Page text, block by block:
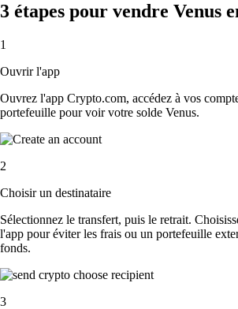
3 étapes pour vendre Venus
1
Ouvrir l'app
Ouvrez l'app Crypto.com, accédez à vos
portefeuille pour voir votre solde Venus.
2
Choisir un destinataire
Sélectionnez le transfert, puis le retrait.
l'app pour éviter les frais ou un portefeuille
fonds.
3